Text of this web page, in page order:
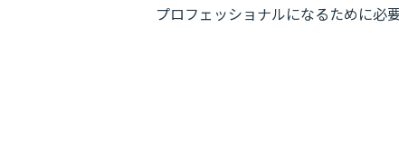
プロフェッショナルになるために必